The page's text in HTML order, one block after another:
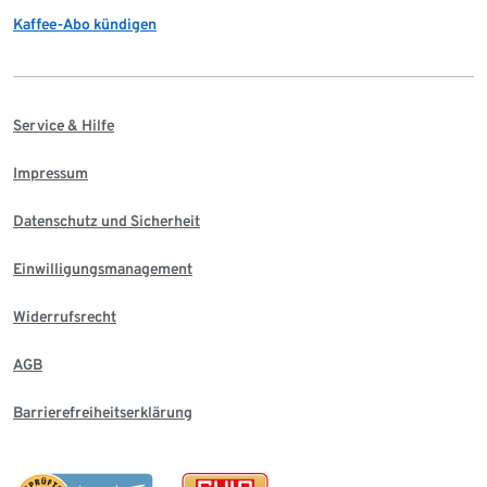
Kaffee-Abo kündigen
Service & Hilfe
Impressum
Datenschutz und Sicherheit
Einwilligungsmanagement
Widerrufsrecht
AGB
Barrierefreiheitserklärung